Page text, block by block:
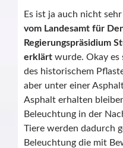
Es ist ja auch nicht
vom Landesamt für
Regierungspräsidium
erklärt wurde. Okay es
des historischem
aber unter einer
Asphalt erhalten
Beleuchtung in der
Tiere werden dadurch
Beleuchtung die mit